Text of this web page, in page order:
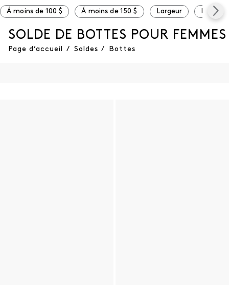
Á moins de 100 $ Á moins de 150 $ Largeur Large
SOLDE DE BOTTES POUR FEMMES
Page d’accueil / Soldes / Bottes